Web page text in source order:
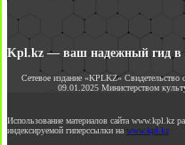
Kpl.kz — ваш надежный гид в
Сетевое издание «KPLKZ»
09.01.2025 Министерством
Использование материалов сайта www.kpl.kz
индексируемой гиперссылки на www.kpl.kz